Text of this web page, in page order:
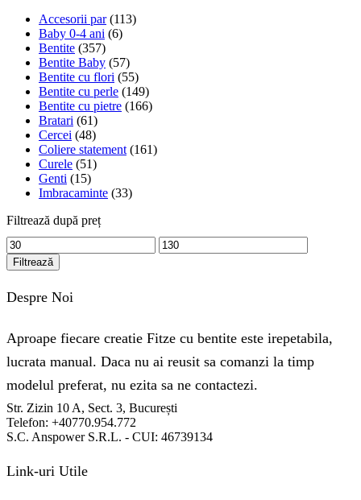
Accesorii par (113)
Baby 0-4 ani (6)
Bentite (357)
Bentite Baby (57)
Bentite cu flori (55)
Bentite cu perle (149)
Bentite cu pietre (166)
Bratari (61)
Cercei (48)
Coliere statement (161)
Curele (51)
Genti (15)
Imbracaminte (33)
Filtrează după preț
Preț
minim
Preț
maxim
Filtrează
Despre Noi
Aproape fiecare creatie Fitze cu bentite este irepetabila,
lucrata manual. Daca nu ai reusit sa comanzi la timp
modelul preferat, nu ezita sa ne contactezi.
Str. Zizin 10 A, Sect. 3, București
Telefon: +40770.954.772
S.C. Anspower S.R.L. - CUI: 46739134
Link-uri Utile